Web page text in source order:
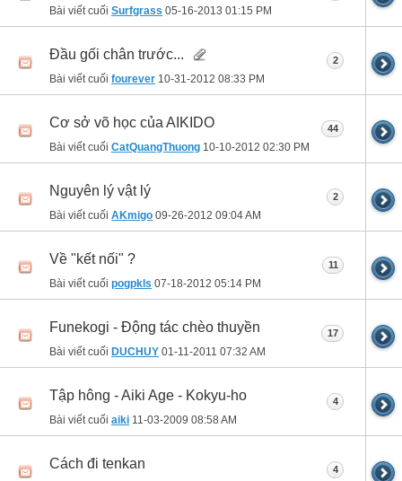
Bài viết cuối Surfgrass 05-16-2013 01:15 PM
Đầu gối chân trước...
Bài viết cuối fourever 10-31-2012 08:33 PM
2
Cơ sở võ học của AIKIDO
Bài viết cuối CatQuangThuong 10-10-2012 02:30 PM
44
Nguyên lý vật lý
Bài viết cuối AKmigo 09-26-2012 09:04 AM
2
Về "kết nối" ?
Bài viết cuối pogpkls 07-18-2012 05:14 PM
11
Funekogi - Động tác chèo thuyền
Bài viết cuối DUCHUY 01-11-2011 07:32 AM
17
Tập hông - Aiki Age - Kokyu-ho
Bài viết cuối aiki 11-03-2009 08:58 AM
4
Cách đi tenkan 4